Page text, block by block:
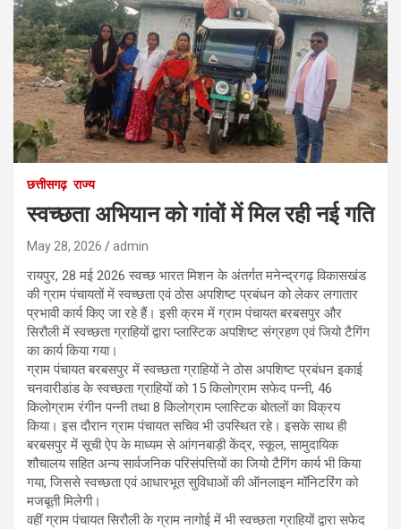
छत्तीसगढ़ राज्य
स्वच्छता अभियान को गांवों में मिल रही नई गति
May 28, 2026 admin
रायपुर, 28 मई 2026 स्वच्छ भारत मिशन के अंतर्गत मनेन्द्रगढ़ विकासखंड
की ग्राम पंचायतों में स्वच्छता एवं ठोस अपशिष्ट प्रबंधन को लेकर लगातार
प्रभावी कार्य किए जा रहे हैं। इसी क्रम में ग्राम पंचायत बरबसपुर और
सिरौली में स्वच्छता ग्राहियों द्वारा प्लास्टिक अपशिष्ट संग्रहण एवं जियो टैगिंग
का कार्य किया गया।
ग्राम पंचायत बरबसपुर में स्वच्छता ग्राहियों ने ठोस अपशिष्ट प्रबंधन इकाई
चनवारीडांड के स्वच्छता ग्राहियों को 15 किलोग्राम सफेद पन्नी, 46
किलोग्राम रंगीन पन्नी तथा 8 किलोग्राम प्लास्टिक बोतलों का विक्रय
किया। इस दौरान ग्राम पंचायत सचिव भी उपस्थित रहे। इसके साथ ही
बरबसपुर में सूची ऐप के माध्यम से आंगनबाड़ी केंद्र, स्कूल, सामुदायिक
शौचालय सहित अन्य सार्वजनिक परिसंपत्तियों का जियो टैगिंग कार्य भी किया
गया, जिससे स्वच्छता एवं आधारभूत सुविधाओं की ऑनलाइन मॉनिटरिंग को
मजबूती मिलेगी।
वहीं ग्राम पंचायत सिरौली के ग्राम नागोई में भी स्वच्छता ग्राहियों द्वारा सफेद